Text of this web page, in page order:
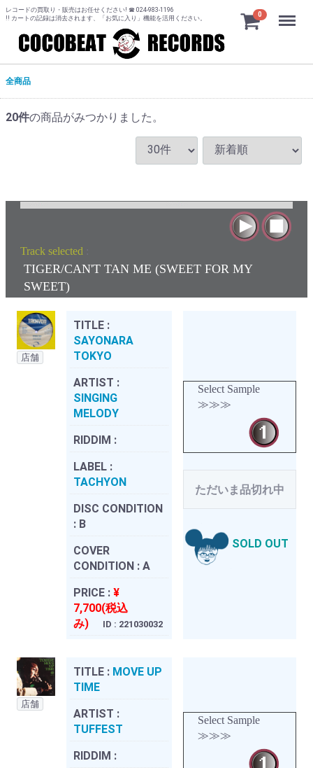
レコードの買取り・販売はお任せください! ☎ 024-983-1196
!! カートの記録は消去されます、「お気に入り」機能を活用ください。
0 Menu
全商品
20件の商品がみつかりました。
Track selected :
TIGER/CAN'T TAN ME (SWEET FOR MY
SWEET)
店舗
TITLE :
SAYONARA
TOKYO
ARTIST :
SINGING
MELODY
RIDDIM :
LABEL :
TACHYON
DISC CONDITION
: B
COVER
CONDITION : A
PRICE : ¥
7,700(税込
み)
ID : 221030032
Select Sample
≫≫≫
ただいま品切れ中
SOLD OUT
店舗
TITLE : MOVE UP
TIME
ARTIST :
TUFFEST
RIDDIM :
Select Sample
≫≫≫